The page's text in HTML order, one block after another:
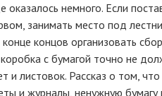
оказалось немного. Если
занимать место под
конце концов организовать
с бумагой точно не
и листовок. Рассказ о том,
и журналы, ненужную